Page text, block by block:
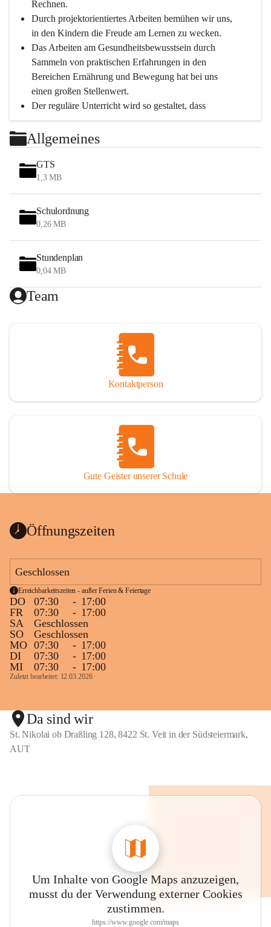
Rechnen.
Durch projektorientiertes Arbeiten bemühen wir uns,
in den Kindern die Freude am Lernen zu wecken.
Das Arbeiten am Gesundheitsbewusstsein durch
Sammeln von praktischen Erfahrungen in den
Bereichen Ernährung und Bewegung hat bei uns
einen großen Stellenwert.
Der reguläre Unterricht wird so gestaltet, dass
Bewegungseinheiten immer möglich sind.
Durch die täglichen Bewegungseinheiten können
unsere Schüler*innen in einer entspannten
Atmosphäre das Gelernte leichter verinnerlichen.
Tägliche Hofpausen an der frischen Luft bei
jeglichem Wetter (außer Regen) bieten weiter eine
tiefgreifende Erholung.
Schwerpunkte
Persönlichkeitsentwicklung
psychische Gesundheit)
Erasmus (internationale Projekte)
MIN(K)T (Mathematik- Informatik-
Naturwissenschaften- (Kunst)- Technik)
Das Förderkonzept der VS St. Nikolai ob Drassling setzt
sich aus folgenden Elementen zusammen:
Organisatorische (personelle und strukturelle)
Maßnahmen
weiterführenden Schulen
Fort - und Weiterbildung des Lehrerinnenteams
Laufende und bedarfsorientierte Fortbildungen sind
selbstverständlich.
Schulpartnerschaft und Außenbeziehungen
gemeinsame Aktivitäten, Feste und Feiern als
Bindeglied zwischen Familien und Öffentlichkeit
Kooperation mit dem Verein GlaMur
Auszeichnungen und Gütesiegel
Gesunde Volksschule (Styria Vitalis -
Gesundheitsförderung)
Expert + Schule (digitale Bildung)
Begabungs- und Begabtensiegel
Allgemeines
GTS
1,3 MB
Schulordnung
0,26 MB
Stundenplan
0,04 MB
Team
Kontaktperson
Gute Geister unserer Schule
Öffnungszeiten
Geschlossen
Erreichbarkeitszeiten - außer Ferien & Feiertage
DO 07:30 - 17:00
FR
07:30 - 17:00
SA
Geschlossen
SO
Geschlossen
MO 07:30 - 17:00
DI
07:30 - 17:00
MI
07:30 - 17:00
Zuletzt bearbeitet: 12.03.2026
Da sind wir
St. Nikolai ob Draßling 128, 8422 St. Veit in der Südsteiermark,
AUT
Um Inhalte von Google Maps anzuzeigen,
musst du der Verwendung externer Cookies
zustimmen.
https://www.google.com/maps